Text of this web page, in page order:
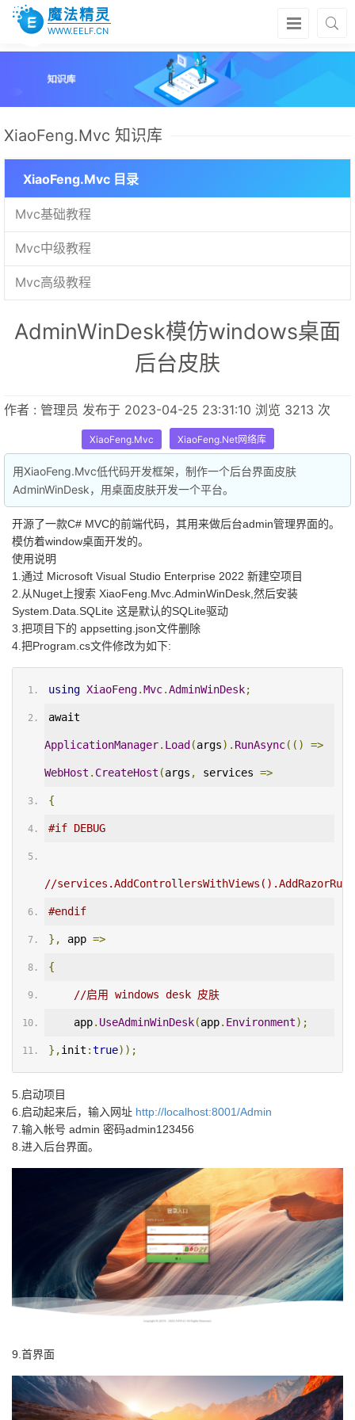
魔法精灵
WWW.EELF.CN
XiaoFeng.Mvc 知识库
XiaoFeng.Mvc 目录
Mvc基础教程
Mvc中级教程
Mvc高级教程
AdminWinDesk模仿windows桌面
后台皮肤
作者 : 管理员 发布于 2023-04-25 23:31:10 浏览 3213 次
XiaoFeng.Mvc XiaoFeng.Net网络库
用XiaoFeng.Mvc低代码开发框架，制作一个后台界面皮肤
AdminWinDesk，用桌面皮肤开发一个平台。
开源了一款C# MVC的前端代码，其用来做后台admin管理界面的。
模仿着window桌面开发的。
使用说明
1.通过 Microsoft Visual Studio Enterprise 2022 新建空项目
2.从Nuget上搜索 XiaoFeng.Mvc.AdminWinDesk,然后安装
System.Data.SQLite 这是默认的SQLite驱动
3.把项目下的 appsetting.json文件删除
4.把Program.cs文件修改为如下:
using XiaoFeng.Mvc.AdminWinDesk;
ApplicationManager. Load (args). RunAsync(() =>
WebHost . CreateHost (args , services =>
{
#if DEBUG
//
#endif
}, app =>
{
//启用 windows desk 皮肤
    app
. UseAdminWinDesk(app. Environment);
},init :true));
5.启动项目
6.启动起来后，输入网址 http://localhost:8001/Admin
7.输入帐号 admin 密码admin123456
8.进入后台界面。
9.首界面